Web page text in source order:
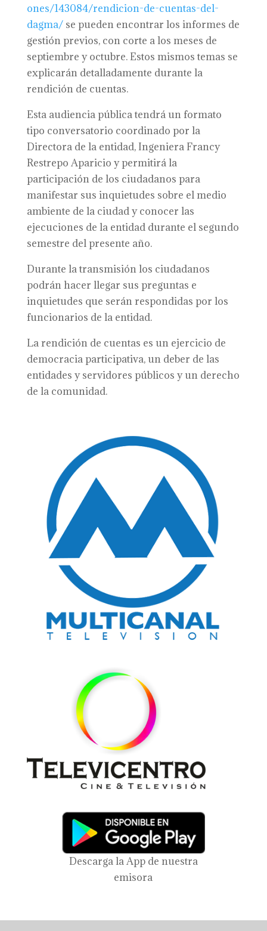
ones/143084/rendicion-de-cuentas-del-
dagma/se pueden encontrar los informes de
gestión previos, con corte a los meses de
septiembre y octubre. Estos mismos temas se
explicarán detalladamente durante la
rendición de cuentas.
Esta audiencia pública tendrá un formato
tipo conversatorio coordinado por la
Directora de la entidad, Ingeniera Francy
Restrepo Aparicio y permitirá la
participación de los ciudadanos para
manifestar sus inquietudes sobre el medio
ambiente de la ciudad y conocer las
ejecuciones de la entidad durante el segundo
semestre del presente año.
Durante la transmisión los ciudadanos
podrán hacer llegar sus preguntas e
inquietudes que serán respondidas por los
funcionarios de la entidad.
La rendición de cuentas es un ejercicio de
democracia participativa, un deber de las
entidades y servidores públicos y un derecho
de la comunidad.
Descarga la App de nuestra
emisora